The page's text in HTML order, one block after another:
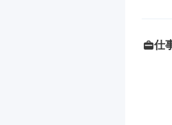
仕